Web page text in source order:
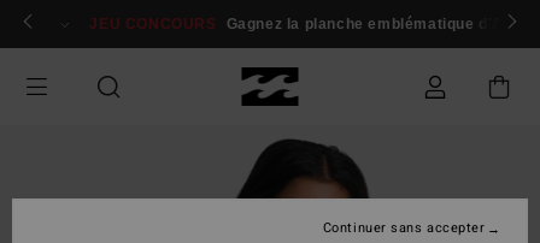
Passer
Se connecter / s'inscrire
JEU CONCOURS Gagnez la planche emblématique d'Andy
Continuer sans accepter